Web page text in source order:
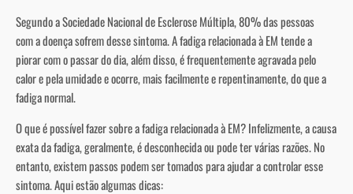
Segundo a Sociedade Nacional de Esclerose Múltipla, 80% das pessoas
com a doença sofrem desse sintoma. A fadiga relacionada à EM tende a
piorar com o passar do dia, além disso, é frequentemente agravada pelo
calor e pela umidade e ocorre, mais facilmente e repentinamente, do que a
fadiga normal.
O que é possível fazer sobre a fadiga relacionada à EM? Infelizmente, a causa
exata da fadiga, geralmente, é desconhecida ou pode ter várias razões. No
entanto, existem passos podem ser tomados para ajudar a controlar esse
sintoma. Aqui estão algumas dicas: